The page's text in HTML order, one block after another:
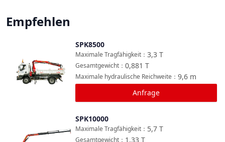
Empfehlen
SPK8500
3,3 T
Maximale Tragfähigkeit ：
0,881 T
Gesamtgewicht ：
9,6 m
Maximale hydraulische Reichweite ：
Anfrage
SPK10000
5,7 T
Maximale Tragfähigkeit ：
1,33 T
Gesamtgewicht ：